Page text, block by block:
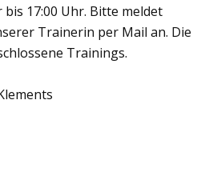
17:00 Uhr. Bitte meldet
Trainerin per Mail an. Die
Trainings.